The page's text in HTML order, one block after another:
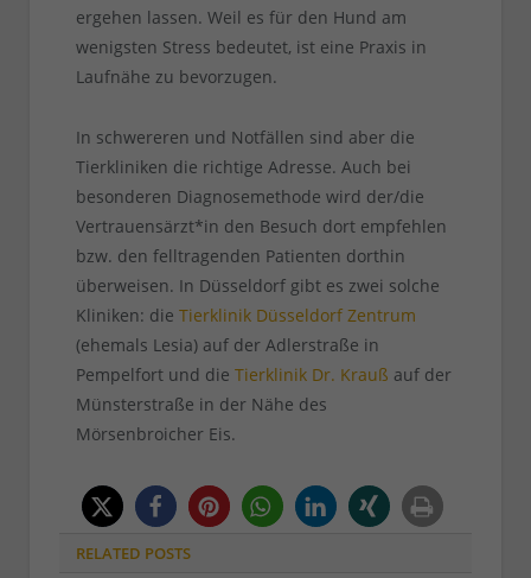
ergehen lassen. Weil es für den Hund am
wenigsten Stress bedeutet, ist eine Praxis in
Laufnähe zu bevorzugen.
In schwereren und Notfällen sind aber die
Tierkliniken die richtige Adresse. Auch bei
besonderen Diagnosemethode wird der/die
Vertrauensärzt*in den Besuch dort empfehlen
bzw. den felltragenden Patienten dorthin
überweisen. In Düsseldorf gibt es zwei solche
Kliniken: die Tierklinik Düsseldorf Zentrum
(ehemals Lesia) auf der Adlerstraße in
Pempelfort und die Tierklinik Dr. Krauß auf der
Münsterstraße in der Nähe des
Mörsenbroicher Eis.
RELATED POSTS